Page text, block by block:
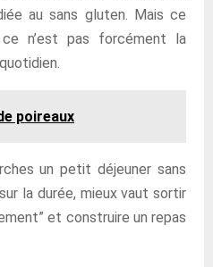
au sans gluten. Mais ce
n’est pas forcément la
poireaux
un petit déjeuner sans
la durée, mieux vaut sortir
et construire un repas